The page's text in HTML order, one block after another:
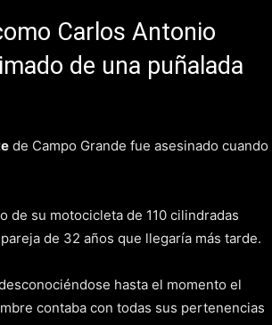
Carlos Antonio
de una puñalada
de Campo Grande fue asesinado cuando
de su motocicleta de 110 cilindradas
de 32 años que llegaría más tarde.
hasta el momento el
contaba con todas sus pertenencias